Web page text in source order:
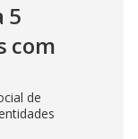
5
com
de